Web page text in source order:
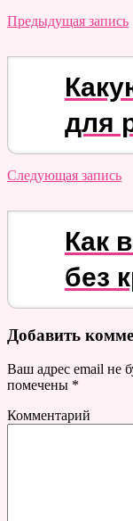
Предыдущая запись
для
Следующая запись
Как
без
Добавить
Ваш адрес email не
помечены *
Комментарий